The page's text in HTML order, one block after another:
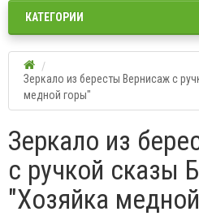
КАТЕГОРИИ
Зеркало из бересты Вернисаж с
медной горы"
Зеркало из
с ручкой сказы
"Хозяйка